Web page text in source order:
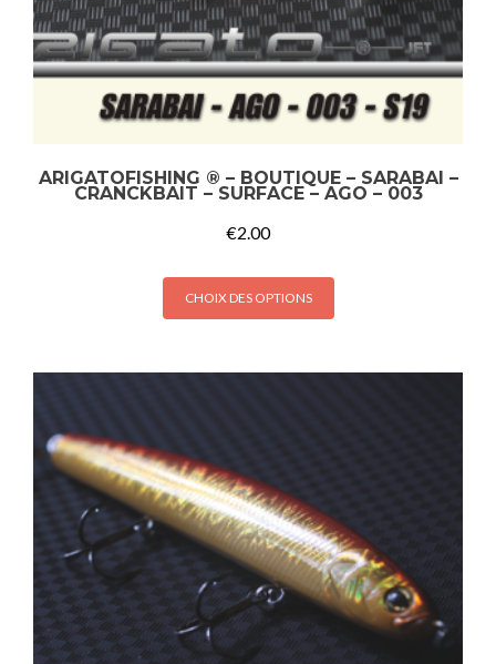
ARIGATOFISHING ® – BOUTIQUE – SARABAI –
CRANCKBAIT – SURFACE – AGO – 003
€2.00
CHOIX DES OPTIONS